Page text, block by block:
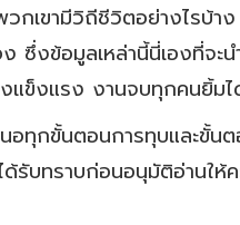
กเขามีวิถีชีวิตอย่างไรบ้า
งข้อมูลเหล่านี้นี่เองที่จะน
แข็งแรง งานจบทุกคนยิ้ม
นอทุกขั้นตอนการทุบและขั้
รับทราบก่อนอนุมัติอ่านใ